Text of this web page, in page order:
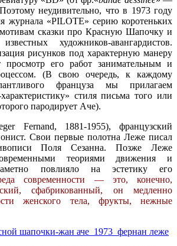
неудивительно, что в 1973 году
журнала «PILOTE» серию коротеньких
сказки про Красную Шапочку и
художников-авангардистов.
рисунков под характерную манеру
просмотр его работ занимательным и
(В свою очередь, к каждому
француза мы прилагаем
стиля письма того или
пародирует Аче).
Fernand, 1881-1955), французский
Свои первые полотна Леже писал
Поля Сезанна. Позже Леже
теориями движения и
повлияло на эстетику его
современности — это, конечно,
сфабрикованный, он медленно
женского тела, фрукты, нежные